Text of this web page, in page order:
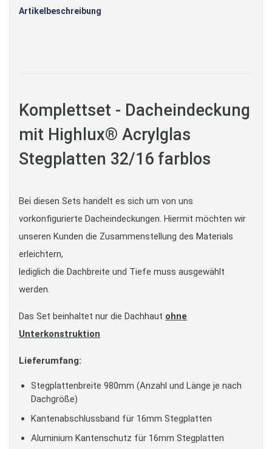
Artikelbeschreibung
Komplettset - Dacheindeckung
mit Highlux® Acrylglas
Stegplatten 32/16 farblos
Bei diesen Sets handelt es sich um von uns
vorkonfigurierte Dacheindeckungen. Hiermit möchten wir
unseren Kunden die Zusammenstellung des Materials
erleichtern,
lediglich die Dachbreite und Tiefe muss ausgewählt
werden.
Das Set beinhaltet nur die Dachhaut ohne
Unterkonstruktion
Lieferumfang:
Stegplattenbreite 980mm (Anzahl und Länge je nach
Dachgröße)
Kantenabschlussband für 16mm Stegplatten
Aluminium Kantenschutz für 16mm Stegplatten